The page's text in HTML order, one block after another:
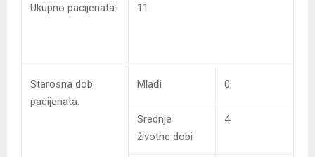
Ukupno pacijenata: 11
Starosna dob
pacijenata:
Mlađi 0
Srednje
životne dobi
4